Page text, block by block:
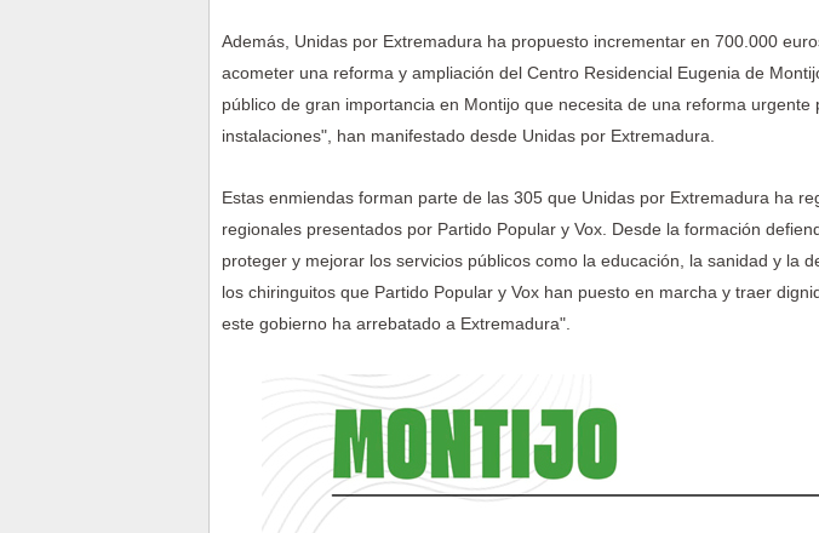
Además, Unidas por Extremadura ha propuesto incrementar en 700.000
acometer una reforma y ampliación del Centro Residencial Eugenia de
público de gran importancia en Montijo que necesita de una reforma urgente
instalaciones", han manifestado desde Unidas por Extremadura.
Estas enmiendas forman parte de las 305 que Unidas por Extremadura ha
regionales presentados por Partido Popular y Vox. Desde la formación
proteger y mejorar los servicios públicos como la educación, la sanidad y la
los chiringuitos que Partido Popular y Vox han puesto en marcha y traer
este gobierno ha arrebatado a Extremadura".